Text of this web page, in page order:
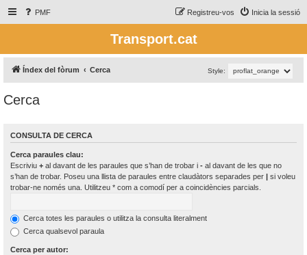
PMF Inicia la sessió
Registreu-vos
Transport.cat
Índex del fòrum Cerca Style:
Cerca
CONSULTA DE CERCA
Cerca paraules clau:
Escriviu + al davant de les paraules que s’han de trobar i - al davant de les que no
s’han de trobar. Poseu una llista de paraules entre claudàtors separades per | si voleu
trobar-ne només una. Utilitzeu * com a comodí per a coincidències parcials.
Cerca totes les paraules o utilitza la consulta literalment
Cerca qualsevol paraula
Cerca per autor: